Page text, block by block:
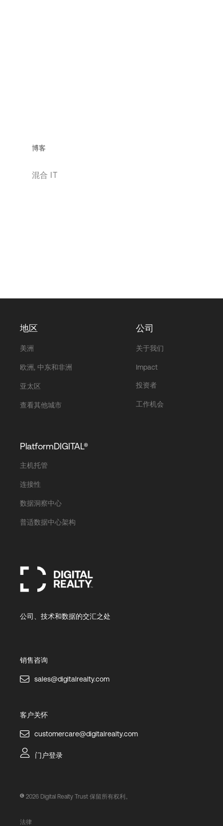
博客
混合 IT
地区
美洲
欧洲, 中东和非洲
亚太区
查看其他城市
公司
关于我们
Impact
投资者
工作机会
PlatformDIGITAL®
主机托管
连接性
数据洞察中心
普适数据中心架构
公司、技术和数据的交汇之处
销售咨询
sales@digitalrealty.com
客户关怀
customercare@digitalrealty.com
门户登录
2026 Digital Realty Trust 保留所有权利。
法律